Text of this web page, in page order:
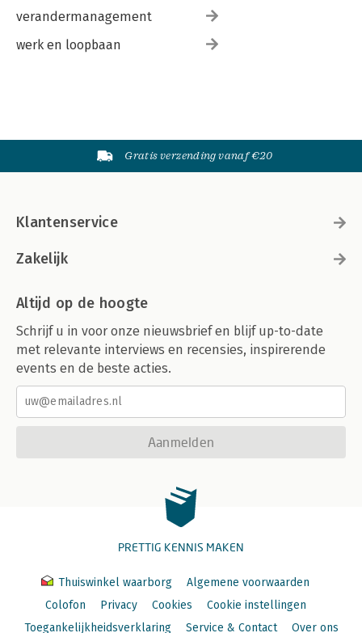
verandermanagement
werk en loopbaan
Gratis verzending vanaf €20
Klantenservice
Zakelijk
Altijd op de hoogte
Schrijf u in voor onze nieuwsbrief en blijf up-to-date
met relevante interviews en recensies, inspirerende
events en de beste acties.
Aanmelden
PRETTIG KENNIS MAKEN
Thuiswinkel waarborg
Algemene voorwaarden
Colofon
Privacy Cookies
Cookie instellingen
Toegankelijkheidsverklaring
Service & Contact Over ons